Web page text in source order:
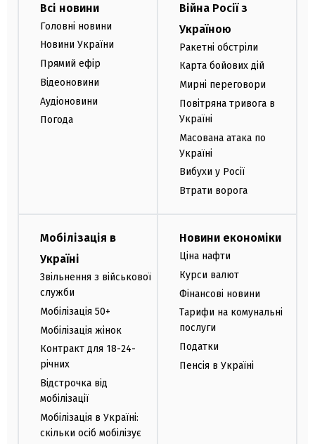
Всі новини
Головні новини
Новини України
Прямий ефір
Відеоновини
Аудіоновини
Погода
Війна Росії з
Україною
Ракетні обстріли
Карта бойових дій
Мирні переговори
Повітряна тривога в
Україні
Масована атака по
Україні
Вибухи у Росії
Втрати ворога
Мобілізація в
Україні
Звільнення з військової
служби
Мобілізація 50+
Мобілізація жінок
Контракт для 18-24-
річних
Відстрочка від
мобілізації
Мобілізація в Україні:
скільки осіб мобілізує
Новини економіки
Ціна нафти
Курси валют
Фінансові новини
Тарифи на комунальні
послуги
Податки
Пенсія в Україні